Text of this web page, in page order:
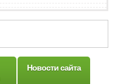
Новости сайта